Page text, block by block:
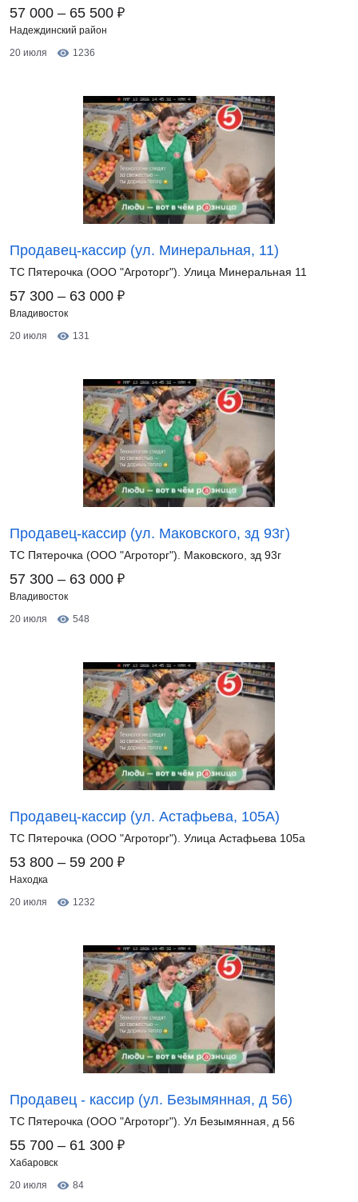
57 000 – 65 500 ₽
Надеждинский район
20 июля
1236
Продавец-кассир (ул. Минеральная, 11)
ТС Пятерочка (ООО "Агроторг"). Улица Минеральная 11
57 300 – 63 000 ₽
Владивосток
20 июля
131
Продавец-кассир (ул. Маковского, зд 93г)
ТС Пятерочка (ООО "Агроторг"). Маковского, зд 93г
57 300 – 63 000 ₽
Владивосток
20 июля
548
Продавец-кассир (ул. Астафьева, 105А)
ТС Пятерочка (ООО "Агроторг"). Улица Астафьева 105а
53 800 – 59 200 ₽
Находка
20 июля
1232
Продавец - кассир (ул. Безымянная, д 56)
ТС Пятерочка (ООО "Агроторг"). Ул Безымянная, д 56
55 700 – 61 300 ₽
Хабаровск
20 июля
84